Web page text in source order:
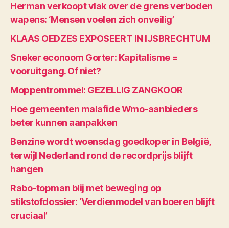
Herman verkoopt vlak over de grens verboden
wapens: ‘Mensen voelen zich onveilig’
KLAAS OEDZES EXPOSEERT IN IJSBRECHTUM
Sneker econoom Gorter: Kapitalisme =
vooruitgang. Of niet?
Moppentrommel: GEZELLIG ZANGKOOR
Hoe gemeenten malafide Wmo-aanbieders
beter kunnen aanpakken
Benzine wordt woensdag goedkoper in België,
terwijl Nederland rond de recordprijs blijft
hangen
Rabo-topman blij met beweging op
stikstofdossier: ‘Verdienmodel van boeren blijft
cruciaal’